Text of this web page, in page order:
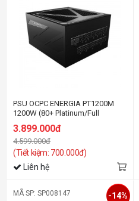
PSU OCPC ENERGIA PT1200M
1200W (80+ Platinum/Full
Modular)
3.899.000đ
4.599.000đ
(Tiết kiệm: 700.000đ)
Liên hệ
MÃ SP: SP008147 -14%